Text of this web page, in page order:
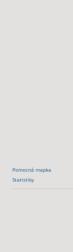
Pomocná mapka
Statistiky